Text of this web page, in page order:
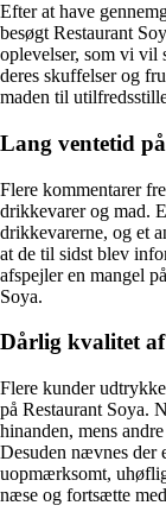
Efter at have
besøgt Restaurant
oplevelser, som vi vil
deres skuffelser og
maden til
Lang ventetid
Flere kommentarer
drikkevarer og mad.
drikkevarerne, og et
at de til sidst blev
afspejler en mangel
Soya.
Dårlig kvalitet af
Flere kunder
på Restaurant Soya.
hinanden, mens
Desuden nævnes der
uopmærksomt,
næse og fortsætte